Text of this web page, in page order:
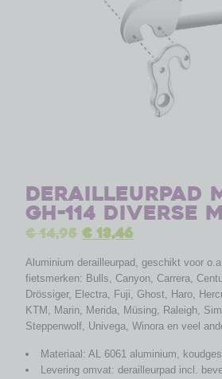
Derailleurpad
GH-114 diverse
€14,95 €13,46
Aluminium derailleurpad, geschikt voor
fietsmerken: Bulls, Canyon, Carrera,
Drössiger, Electra, Fuji, Ghost, Haro,
KTM, Marin, Merida, Müsing, Raleigh,
Steppenwolf, Univega, Winora en veel
Materiaal: AL 6061 aluminium,
Levering omvat: derailleurpad incl.